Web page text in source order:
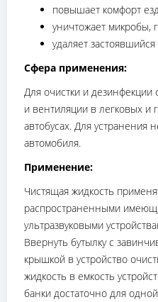
повышает комфорт
уничтожает микробы,
удаляет застоявшийся
Сфера применения:
Для очистки и
и вентиляции в легковых и
автобусах. Для устранения
автомобиля.
Применение:
Чистящая жидкость
распространенными
ультразвуковыми
Ввернуть бутылку с
крышкой в устройство
жидкость в емкость
банки достаточно для